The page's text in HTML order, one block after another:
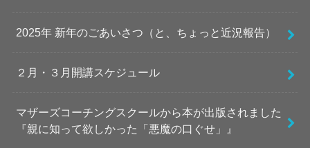
2025年 新年のごあいさつ（と、ちょっと近況報告）
２月・３月開講スケジュール
マザーズコーチングスクールから本が出版されました
『親に知って欲しかった「悪魔の口ぐせ」』